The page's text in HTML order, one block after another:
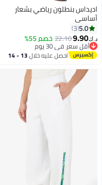
بنطلون رياضي بشعار
3
22.10خصم 55%
في 30 يوم
في 30 يوم
احصل عليه خلال 13 - 14